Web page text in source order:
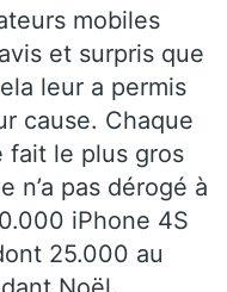
mobiles
et surpris que
leur a permis
cause. Chaque
fait le plus gros
n’a pas dérogé à
iPhone 4S
25.000 au